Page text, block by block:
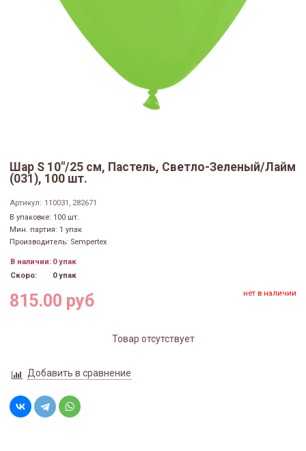
Шар S 10"/25 см, Пастель, Светло-Зеленый/Лайм
(031), 100 шт.
Артикул: 110031, 282671
В упаковке: 100 шт.
Мин. партия: 1 упак
Производитель: Sempertex
В наличии: 0 упак
Скоро:
0 упак
815.00 руб нет в наличии
Товар отсутствует
Добавить в сравнение